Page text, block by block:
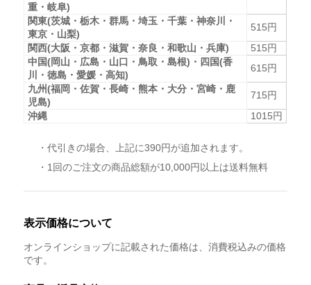
重・岐阜)
関東(茨城・栃木・群馬・埼玉・千葉・神奈川・
東京・山梨)
515円
関西(大阪・京都・滋賀・奈良・和歌山・兵庫)
515円
中国(岡山・広島・山口・鳥取・島根)・四国(香
川・徳島・愛媛・高知)
615円
九州(福岡・佐賀・長崎・熊本・大分・宮崎・鹿
児島)
715円
沖縄
1015円
・代引きの場合、上記に390円が追加されます。
・1回のご注文の商品総額が10,000円以上は送料無料
表示価格について
オンラインショップに記載された価格は、消費税込みの価格
です。